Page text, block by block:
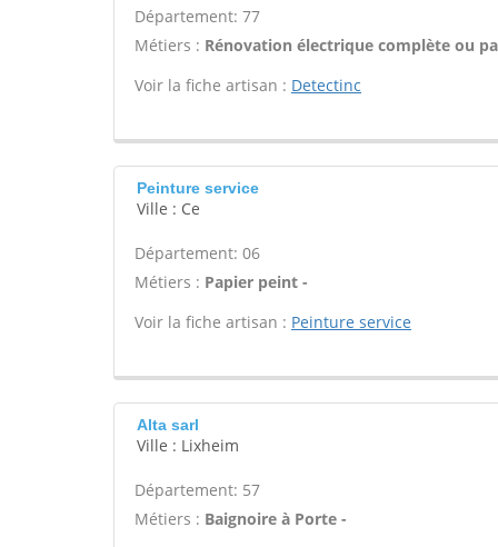
Département: 77
Métiers : Rénovation électrique complète ou
Voir la fiche artisan : Detectinc
Peinture service
Ville : Ce
Département: 06
Métiers : Papier peint -
Voir la fiche artisan : Peinture service
Alta sarl
Ville : Lixheim
Département: 57
Métiers : Baignoire à Porte -